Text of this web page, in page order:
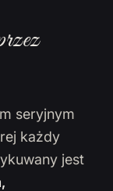
seryjnym
każdy
jest